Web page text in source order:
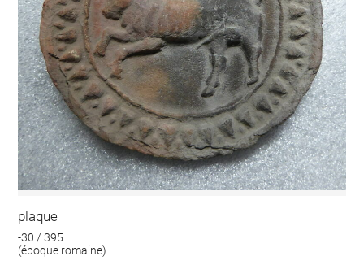
plaque
-30 / 395
(époque romaine)